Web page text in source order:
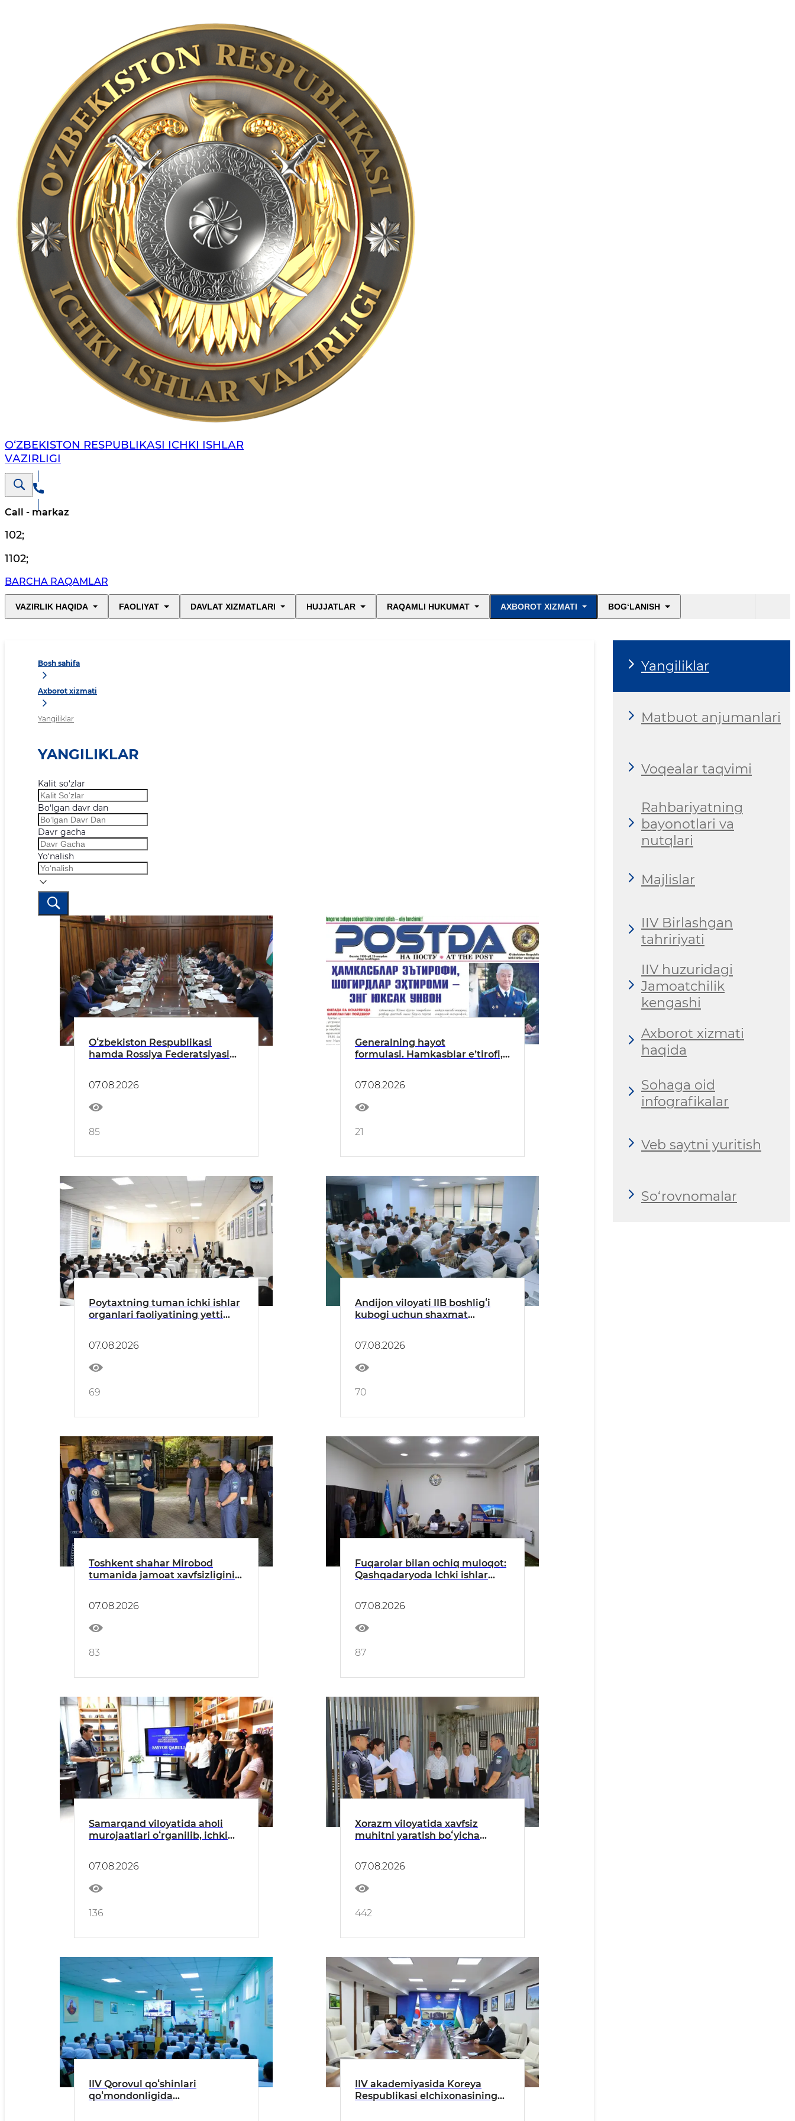
O‘ZBЕKISTON RЕSPUBLIKАSI ICHKI ISHLАR
VАZIRLIGI
Call - markaz
102;
1102;
BARCHA RAQAMLAR
VAZIRLIK HAQIDA FAOLIYAT DAVLAT XIZMATLARI HUJJATLAR RAQAMLI HUKUMAT AXBOROT XIZMATI BOG‘LANISH
Bosh sahifa
Axborot xizmati
Yangiliklar
YANGILIKLAR
Kalit so‘zlar
Bo‘lgan davr dan
Davr gacha
Yo‘nalish
Oʻzbekiston Respublikasi
hamda Rossiya Federatsiyasi
muvofiqlashtiruvchi ishchi
guruhining navbatdagi
yigʻilishi boʻlib oʻtdi
07.08.2026
85
Generalning hayot
formulasi. Hamkasblar eʼtirofi,
07.08.2026
21
Poytaxtning tuman ichki ishlar
organlari faoliyatining yetti
07.08.2026
69
Andijon viloyati IIB boshligʻi
kubogi uchun shaxmat
07.08.2026
70
Toshkent shahar Mirobod
tumanida jamoat xavfsizligini
07.08.2026
83
Fuqarolar bilan ochiq muloqot:
Qashqadaryoda Ichki ishlar
07.08.2026
87
Samarqand viloyatida aholi
murojaatlari oʻrganilib, ichki
obyektlari koʻzdan kechirildi
07.08.2026
136
Xorazm viloyatida xavfsiz
muhitni yaratish boʻyicha
07.08.2026
442
IIV Qorovul qoʻshinlari
qoʻmondonligida
IIV akademiyasida Koreya
Respublikasi elchixonasining
Yangiliklar
Matbuot anjumanlari
Voqealar taqvimi
Rahbariyatning
bayonotlari va
nutqlari
Majlislar
IIV Birlashgan
tahririyati
IIV huzuridagi
Jamoatchilik
kengashi
Axborot xizmati
haqida
Sohaga oid
infografikalar
Veb saytni yuritish
So‘rovnomalar